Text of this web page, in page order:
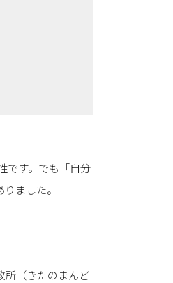
です。でも「自分
ました。
所（きたのまんど